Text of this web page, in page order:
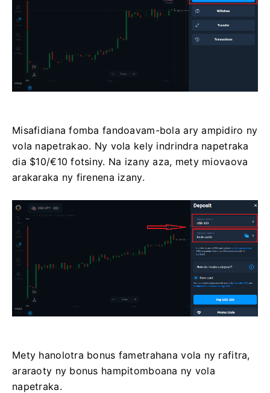
Misafidiana fomba fandoavam-bola ary ampidiro ny
vola napetrakao. Ny vola kely indrindra napetraka
dia $10/€10 fotsiny. Na izany aza, mety miovaova
arakaraka ny firenena izany.
Mety hanolotra bonus fametrahana vola ny rafitra,
araraoty ny bonus hampitomboana ny vola
napetraka.